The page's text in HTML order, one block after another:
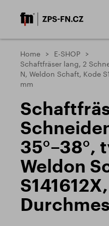
Home
E-SHOP
Schaftfräser lang, 2
N, Weldon Schaft, Kode
mm
35°–38°,
Weldon
S141612X,